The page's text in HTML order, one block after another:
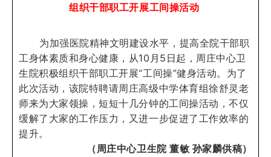
组织干部职工开展工间操活动
为加强医院精神文明建设水平，提高全院干部职
工身体素质和身心健康，从10月5日起，周庄中心卫
生院积极组织干部职工开展“工间操”健身活动。为了
此次活动，该院特聘请周庄高级中学体育组徐舒灵老
师来为大家领操，短短十几分钟的工间操活动，不仅
缓解了大家的工作压力，又进一步促进了工作效率的
提升。
（周庄中心卫生院 董敏 孙家麟供稿）